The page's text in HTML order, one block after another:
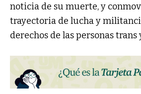
noticia de su muerte, y
trayectoria de lucha y
derechos de las personas trans